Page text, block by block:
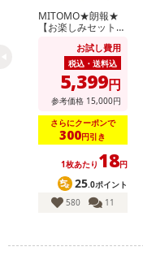
MITOMO★朗報★
【お楽しみセット】
ク100枚増量の300
枚セット！
お試し費用
税込・送料込
5,399円
参考価格 15,000円
さらにクーポンで
300円引き
1枚あたり 18円
25.0ポイント
580
11